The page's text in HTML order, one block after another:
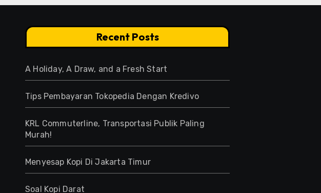
Recent Posts
A Holiday, A Draw, and a Fresh Start
Tips Pembayaran Tokopedia Dengan Kredivo
KRL Commuterline, Transportasi Publik Paling
Murah!
Menyesap Kopi Di Jakarta Timur
Soal Kopi Darat